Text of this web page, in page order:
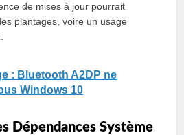
de mises à jour pourrait
plantages, voire un usage
: Bluetooth A2DP ne
Windows 10
Dépendances Système